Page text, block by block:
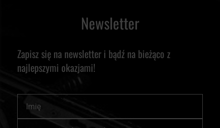
Newsletter
Zapisz się na newsletter i bądź na bieżąco z
najlepszymi okazjami!